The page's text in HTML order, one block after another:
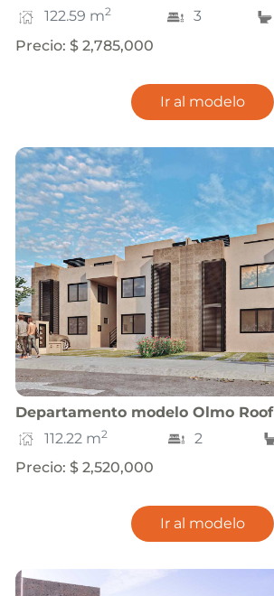
122.59 m2 3
Precio: $ 2,785,000
Ir al modelo
Departamento modelo Olmo Roof
112.22 m2 2
Precio: $ 2,520,000
Ir al modelo